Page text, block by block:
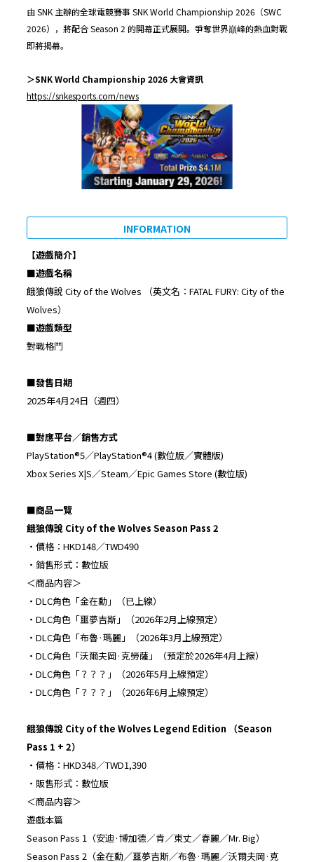
由 SNK 主辦的全球電競賽事 SNK World Championship 2026（SWC
2026），將配合 Season 2 的開幕正式展開。爭奪世界巔峰的熱血對戰
即將揭幕。
＞SNK World Championship 2026 大會資訊
https://snkesports.com/news
INFORMATION
【遊戲簡介】
■遊戲名稱
餓狼傳說 City of the Wolves （英文名：FATAL FURY: City of the
Wolves）
■遊戲類型
對戰格鬥
■發售日期
2025年4月24日（週四）
■對應平台／銷售方式
PlayStation®5／PlayStation®4 (數位版／實體版)
Xbox Series X|S／Steam／Epic Games Store (數位版)
■商品一覽
餓狼傳說 City of the Wolves Season Pass 2
・價格：HKD148／TWD490
・銷售形式：數位版
＜商品内容＞
・DLC角色「金在勳」（已上線）
・DLC角色「噩夢吉斯」（2026年2月上線預定）
・DLC角色「布魯·瑪麗」（2026年3月上線預定）
・DLC角色「沃爾夫岡·克勞薩」（預定於2026年4月上線）
・DLC角色「？？？」（2026年5月上線預定）
・DLC角色「？？？」（2026年6月上線預定）
餓狼傳說 City of the Wolves Legend Edition （Season
Pass 1 + 2）
・價格：HKD348／TWD1,390
・販售形式：數位版
＜商品内容＞
遊戲本篇
Season Pass 1（安迪·博加德／肯／東丈／春麗／Mr. Big）
Season Pass 2（金在勳／噩夢吉斯／布魯·瑪麗／沃爾夫岡·克